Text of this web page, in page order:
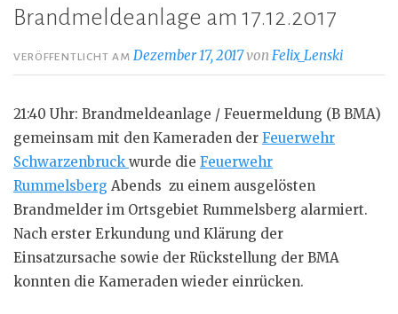
Brandmeldeanlage am 17.12.2017
VERÖFFENTLICHT AMDezember 17, 2017vonFelix_Lenski
21:40 Uhr: Brandmeldeanlage / Feuermeldung (B BMA)
gemeinsam mit den Kameraden der Feuerwehr
Schwarzenbruck wurde die Feuerwehr
Rummelsberg Abends zu einem ausgelösten
Brandmelder im Ortsgebiet Rummelsberg alarmiert.
Nach erster Erkundung und Klärung der
Einsatzursache sowie der Rückstellung der BMA
konnten die Kameraden wieder einrücken.